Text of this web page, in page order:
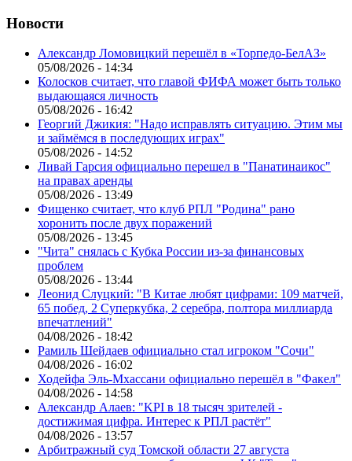
Новости
Александр Ломовицкий перешёл в «Торпедо-БелАЗ»
05/08/2026 - 14:34
Колосков считает, что главой ФИФА может быть только
выдающаяся личность
05/08/2026 - 16:42
Георгий Джикия: "Надо исправлять ситуацию. Этим мы
и займёмся в последующих играх"
05/08/2026 - 14:52
Ливай Гарсия официально перешел в "Панатинаикос"
на правах аренды
05/08/2026 - 13:49
Фищенко считает, что клуб РПЛ "Родина" рано
хоронить после двух поражений
05/08/2026 - 13:45
"Чита" снялась с Кубка России из-за финансовых
проблем
05/08/2026 - 13:44
Леонид Слуцкий: "В Китае любят цифрами: 109 матчей,
65 побед, 2 Суперкубка, 2 серебра, полтора миллиарда
впечатлений"
04/08/2026 - 18:42
Рамиль Шейдаев официально стал игроком "Сочи"
04/08/2026 - 16:02
Ходейфа Эль-Мхассани официально перешёл в "Факел"
04/08/2026 - 14:58
Александр Алаев: "KPI в 18 тысяч зрителей -
достижимая цифра. Интерес к РПЛ растёт"
04/08/2026 - 13:57
Арбитражный суд Томской области 27 августа